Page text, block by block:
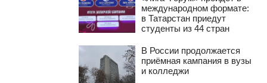
международном формате:
в Татарстан приедут
студенты из 44 стран
В России продолжается
приёмная кампания в вузы
и колледжи